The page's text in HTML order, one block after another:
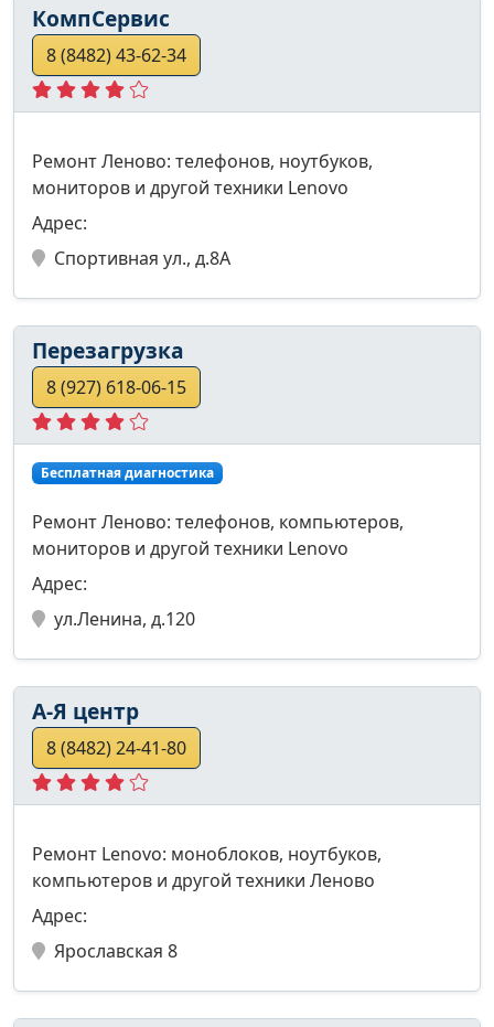
КомпСервис
8 (8482) 43-62-34
Ремонт Леново: телефонов, ноутбуков,
мониторов и другой техники Lenovo
Адрес:
Спортивная ул., д.8А
Перезагрузка
8 (927) 618-06-15
Бесплатная диагностика
Ремонт Леново: телефонов, компьютеров,
мониторов и другой техники Lenovo
Адрес:
ул.Ленина, д.120
А-Я центр
8 (8482) 24-41-80
Ремонт Lenovo: моноблоков, ноутбуков,
компьютеров и другой техники Леново
Адрес:
Ярославская 8